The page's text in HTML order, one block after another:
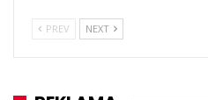
PREV NEXT